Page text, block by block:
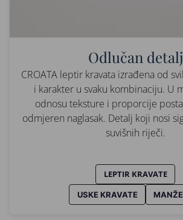
Odlučan detalj
CROATA leptir kravata izrađena od
i karakter u svaku kombinaciju. U
odnosu teksture i proporcije
odmjeren naglasak. Detalj koji nosi
suvišnih riječi.
LEPTIR KRAVATE
USKE KRAVATE